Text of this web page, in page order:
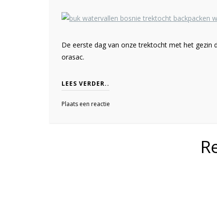
De eerste dag van onze trektocht met het gezin
orasac.
LEES VERDER..
Plaats een reactie